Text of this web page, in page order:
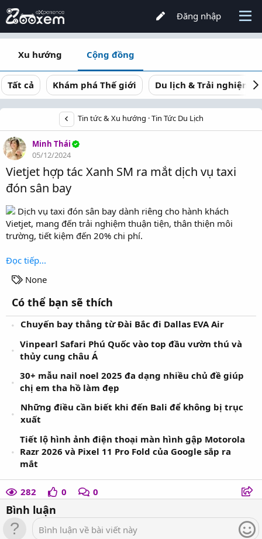
Đăng nhập
Xu hướng Cộng đồng
Tất cả Khám phá Thế giới Du lịch & Trải nghiệm
Tin tức & Xu hướng Tin Tức Du Lịch
Minh Thái
05/12/2024
Vietjet hợp tác Xanh SM ra mắt dịch vụ taxi
đón sân bay
Dịch vụ taxi đón sân bay dành riêng cho hành khách
Vietjet, mang đến trải nghiệm thuận tiện, thân thiện môi
trường, tiết kiệm đến 20% chi phí.
Đọc tiếp...
T
g
s
None
Có thể bạn sẽ thích
Chuyến bay thẳng từ Đài Bắc đi Dallas EVA Air
Vinpearl Safari Phú Quốc vào top đầu vườn thú và
thủy cung châu Á
30+ mẫu nail noel 2025 đa dạng nhiều chủ đề giúp
chị em tha hồ làm đẹp
Những điều cần biết khi đến Bali để không bị trục
xuất
Tiết lộ hình ảnh điện thoại màn hình gập Motorola
Razr 2026 và Pixel 11 Pro Fold của Google sắp ra
mắt
282 0 0
Bình luận
Bình luận về bài viết này